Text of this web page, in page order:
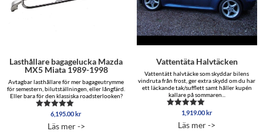
Lasthållare bagagelucka Mazda
MX5 Miata 1989-1998
Avtagbar lasthållare för mer bagageutrymme
för semestern, bilutställningen, eller långfärd.
Eller bara för den klassiska roadsterlooken?
Betygsatt
av 5
6,195.00 kr
Läs mer ->
Vattentäta Halvtäcken
Vattentätt halvtäcke som skyddar bilens
vindruta från frost, ger extra skydd om du har
ett läckande tak/sufflett samt håller kupén
kallare på sommaren...
Betygsatt
av 5
1,919.00 kr
Läs mer ->